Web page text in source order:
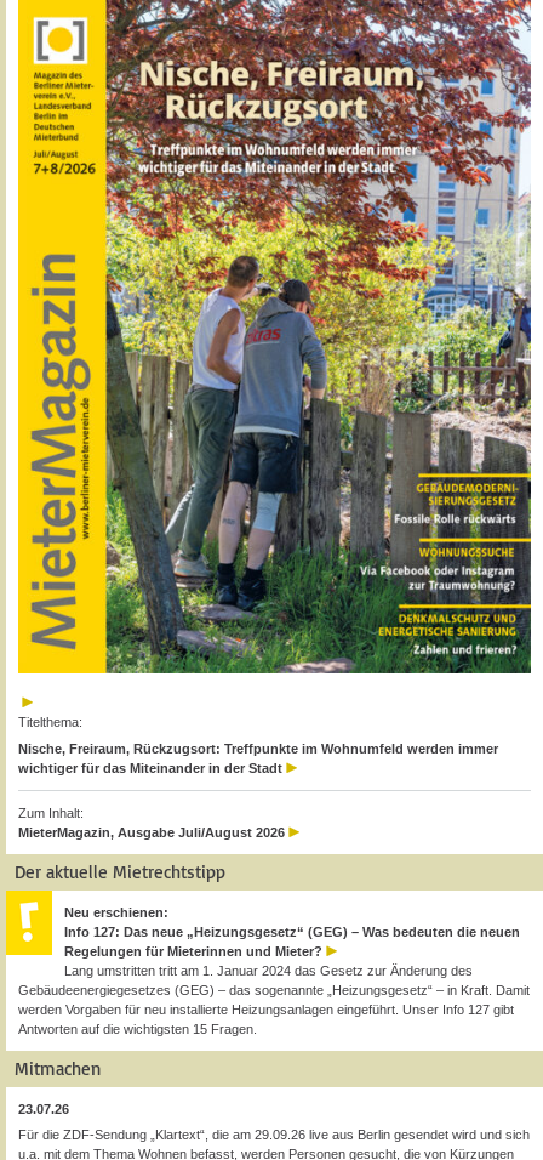
Titelthema:
Nische, Freiraum, Rückzugsort: Treffpunkte im Wohnumfeld werden immer
wichtiger für das Miteinander in der Stadt
Zum Inhalt:
MieterMagazin, Ausgabe Juli/August 2026
Der aktuelle Mietrechtstipp
Neu erschienen:
Info 127: Das neue „Heizungsgesetz“ (GEG) – Was bedeuten die neuen
Regelungen für Mieterinnen und Mieter?
Lang umstritten tritt am 1. Januar 2024 das Gesetz zur Änderung des
Gebäudeenergiegesetzes (GEG) – das sogenannte „Heizungsgesetz“ – in Kraft. Damit
werden Vorgaben für neu installierte Heizungsanlagen eingeführt. Unser Info 127 gibt
Antworten auf die wichtigsten 15 Fragen.
Mitmachen
23.07.26
Für die ZDF-Sendung „Klartext“, die am 29.09.26 live aus Berlin gesendet wird und sich
u.a. mit dem Thema Wohnen befasst, werden Personen gesucht, die von Kürzungen